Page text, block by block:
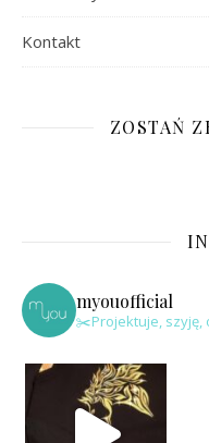
Kontakt
ZOSTAŃ
myouofficial
✂️Projektuje, szyję,